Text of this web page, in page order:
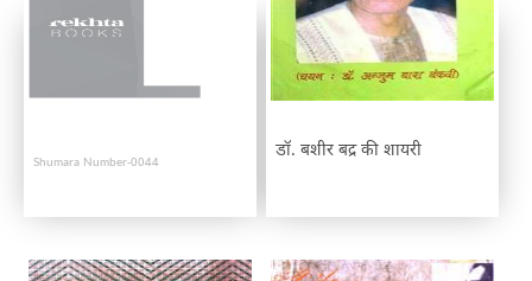
Shumara Number-0044
डॉ. बशीर बद्र की शायरी